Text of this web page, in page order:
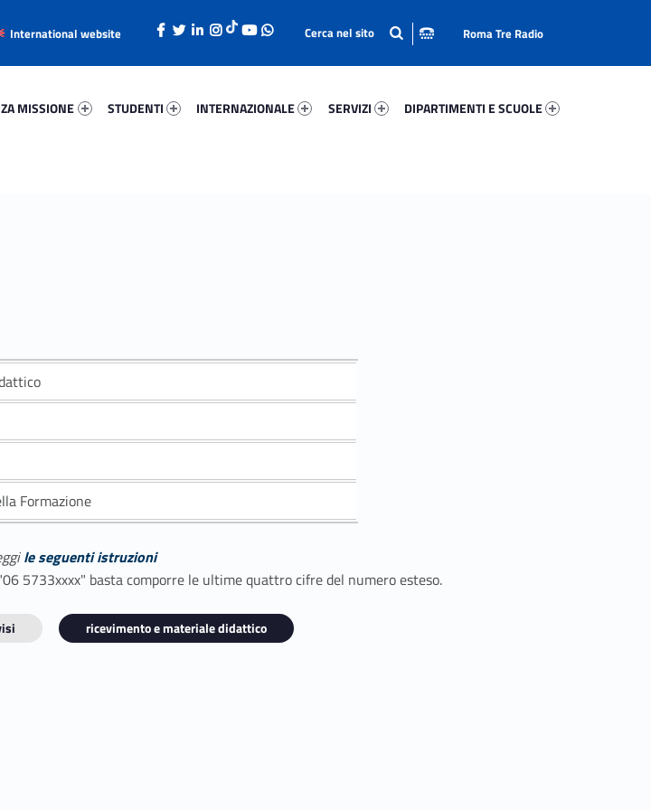
MISSIONE
STUDENTI
INTERNAZIONALE
SERVIZI
DIPARTIMENTI E SCUOLE
International website Roma Tre Radio
Formazione
le seguenti istruzioni
5733xxxx" basta comporre le ultime quattro cifre del numero esteso.
ricevimento e materiale didattico